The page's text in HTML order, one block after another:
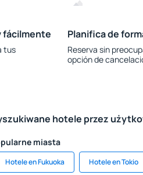
fácilmente
tus
Planifica de
Reserva sin
opción de
hotele przez
miasta
Hotele en Fukuoka Hotele en Tokio